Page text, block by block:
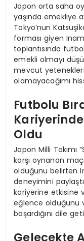
Japon orta saha
yaşında emekliye
Tokyo’nun
forması giyen
toplantısında
emekli olmayı
mevcut
olamayacağımı
Futbolu
Oldu
Japon Milli Takımı
karşı oynanan
olduğunu belirten
deneyimini
kariyerine etkisine
eğlence olduğunu
başardığını dile
Gelecekte